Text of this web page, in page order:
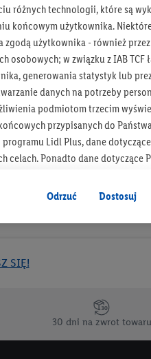
na bieżąco
Otrzymuj newsletter Lidla
Zapisz się!
SIĘ!
30 dni na zwrot towaru
różnych technologii, które są
końcowym użytkownika.
zgodą użytkownika - również
w związku z IAB TCF
generowania statystyk lub
danych na potrzeby
podmiotom trzecim
przypisanych do
Lidl Plus, dane
celach. Ponadto dane dotyczące
administrator danych
które są również
dotyczących lokalizacji),
dostępu do informacji na
reklamy, badania grup
i optymalizacji wyświetlania
Odrzuć Dostosuj